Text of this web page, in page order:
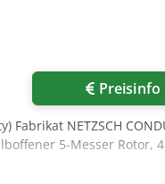
Preisinfo
NETZSCH
5-Messer Rotor, 4